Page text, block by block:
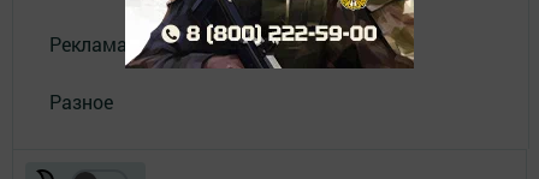
Реклама
Разное